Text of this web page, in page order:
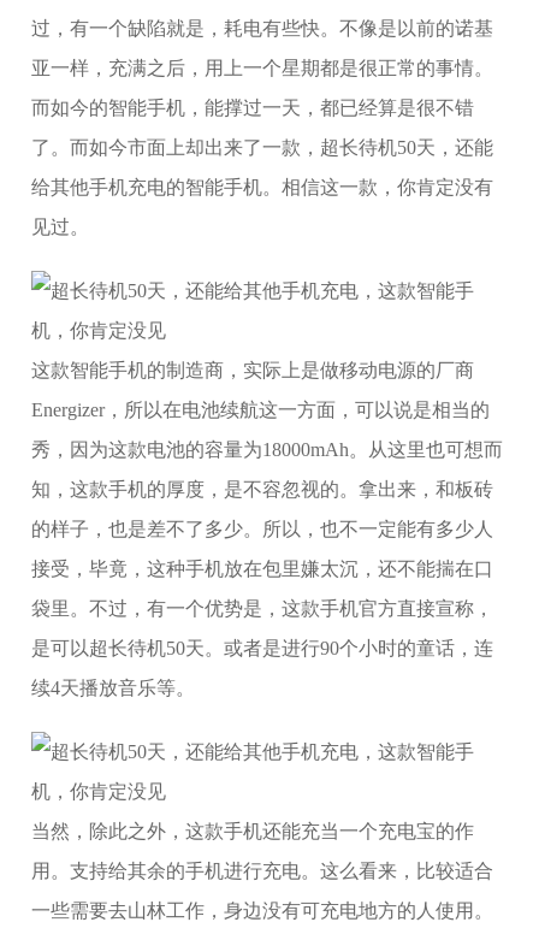
过，有一个缺陷就是，耗电有些快。不像是以前的诺基
亚一样，充满之后，用上一个星期都是很正常的事情。
而如今的智能手机，能撑过一天，都已经算是很不错
了。而如今市面上却出来了一款，超长待机50天，还能
给其他手机充电的智能手机。相信这一款，你肯定没有
见过。
这款智能手机的制造商，实际上是做移动电源的厂商
Energizer，所以在电池续航这一方面，可以说是相当的
秀，因为这款电池的容量为18000mAh。从这里也可想而
知，这款手机的厚度，是不容忽视的。拿出来，和板砖
的样子，也是差不了多少。所以，也不一定能有多少人
接受，毕竟，这种手机放在包里嫌太沉，还不能揣在口
袋里。不过，有一个优势是，这款手机官方直接宣称，
是可以超长待机50天。或者是进行90个小时的童话，连
续4天播放音乐等。
当然，除此之外，这款手机还能充当一个充电宝的作
用。支持给其余的手机进行充电。这么看来，比较适合
一些需要去山林工作，身边没有可充电地方的人使用。